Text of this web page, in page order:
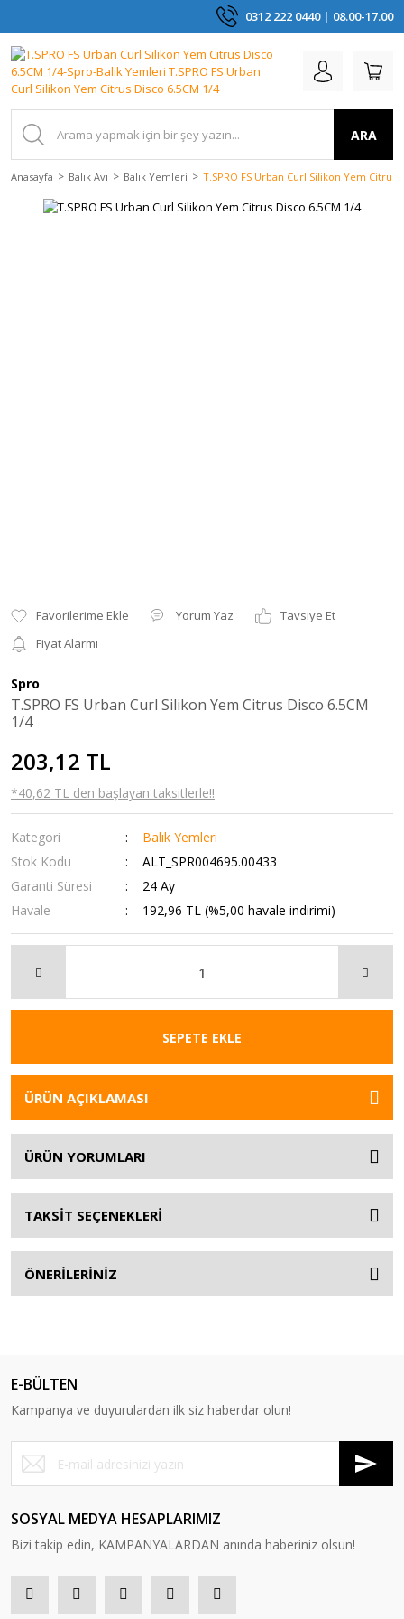
0312 222 0440 | 08.00-17.00
ARA
Anasayfa Balık Avı Balık Yemleri T.SPRO FS Urban Curl Silikon Yem Citrus
Yorum Yaz
Tavsiye Et
Fiyat Alarmı
Spro
T.SPRO FS Urban Curl Silikon Yem Citrus Disco 6.5CM
1/4
203,12 TL
*40,62 TL den başlayan taksitlerle!!
Kategori
Balık Yemleri
Stok Kodu
ALT_SPR004695.00433
Garanti Süresi
24 Ay
Havale
192,96 TL (%5,00 havale indirimi)
SEPETE EKLE
ÜRÜN AÇIKLAMASI
ÜRÜN YORUMLARI
TAKSİT SEÇENEKLERİ
ÖNERİLERİNİZ
E-BÜLTEN
Kampanya ve duyurulardan ilk siz haberdar olun!
SOSYAL MEDYA HESAPLARIMIZ
Bizi takip edin, KAMPANYALARDAN anında haberiniz olsun!